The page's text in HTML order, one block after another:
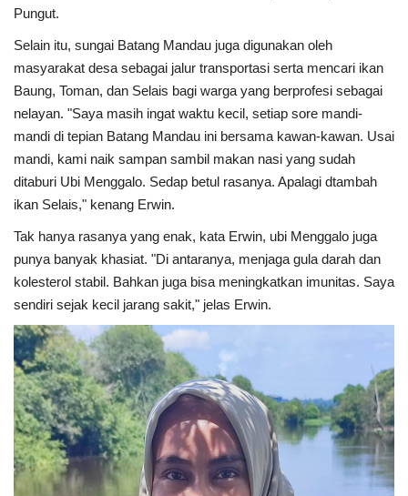
Pungut.
Selain itu, sungai Batang Mandau juga digunakan oleh
masyarakat desa sebagai jalur transportasi serta mencari ikan
Baung, Toman, dan Selais bagi warga yang berprofesi sebagai
nelayan. "Saya masih ingat waktu kecil, setiap sore mandi-
mandi di tepian Batang Mandau ini bersama kawan-kawan. Usai
mandi, kami naik sampan sambil makan nasi yang sudah
ditaburi Ubi Menggalo. Sedap betul rasanya. Apalagi dtambah
ikan Selais," kenang Erwin.
Tak hanya rasanya yang enak, kata Erwin, ubi Menggalo juga
punya banyak khasiat. "Di antaranya, menjaga gula darah dan
kolesterol stabil. Bahkan juga bisa meningkatkan imunitas. Saya
sendiri sejak kecil jarang sakit," jelas Erwin.